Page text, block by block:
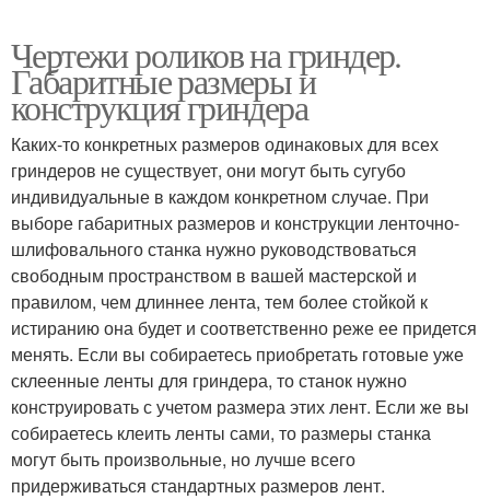
Чертежи роликов на гриндер.
Габаритные размеры и
конструкция гриндера
Каких-то конкретных размеров одинаковых для всех
гриндеров не существует, они могут быть сугубо
индивидуальные в каждом конкретном случае. При
выборе габаритных размеров и конструкции ленточно-
шлифовального станка нужно руководствоваться
свободным пространством в вашей мастерской и
правилом, чем длиннее лента, тем более стойкой к
истиранию она будет и соответственно реже ее придется
менять. Если вы собираетесь приобретать готовые уже
склеенные ленты для гриндера, то станок нужно
конструировать с учетом размера этих лент. Если же вы
собираетесь клеить ленты сами, то размеры станка
могут быть произвольные, но лучше всего
придерживаться стандартных размеров лент.